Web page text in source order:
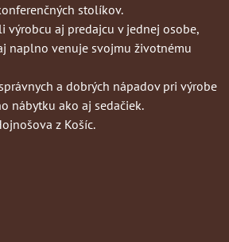
stolíkov.
výrobcu aj predajcu v jednej osobe,
naplno venuje svojmu životnému
a dobrých nápadov pri výrobe
nábytku ako aj sedačiek.
z Košíc.